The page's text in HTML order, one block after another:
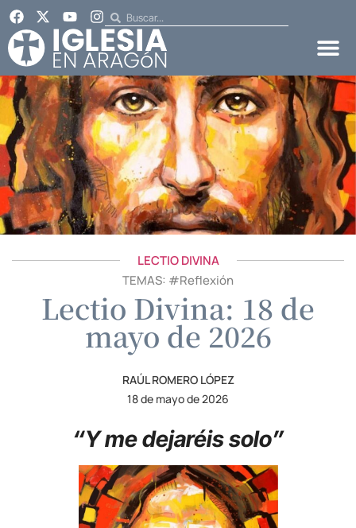
LECTIO DIVINA
TEMAS: #Reflexión
Lectio Divina: 18 de
mayo de 2026
RAÚL ROMERO LÓPEZ
18 de mayo de 2026
“Y me dejaréis solo”